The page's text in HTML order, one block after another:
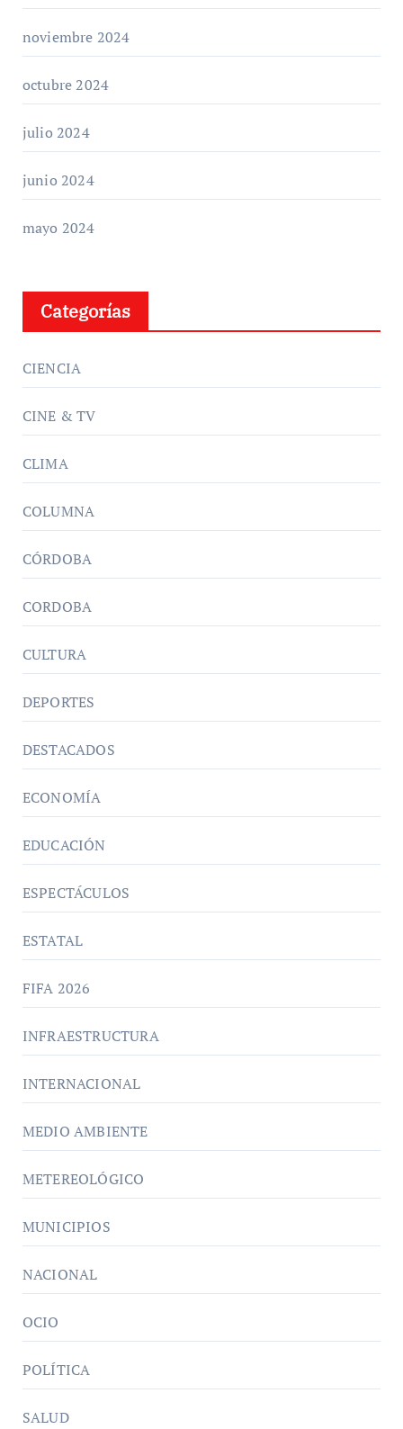
noviembre 2024
octubre 2024
julio 2024
junio 2024
mayo 2024
Categorías
CIENCIA
CINE & TV
CLIMA
COLUMNA
CÓRDOBA
CORDOBA
CULTURA
DEPORTES
DESTACADOS
ECONOMÍA
EDUCACIÓN
ESPECTÁCULOS
ESTATAL
FIFA 2026
INFRAESTRUCTURA
INTERNACIONAL
MEDIO AMBIENTE
METEREOLÓGICO
MUNICIPIOS
NACIONAL
OCIO
POLÍTICA
SALUD